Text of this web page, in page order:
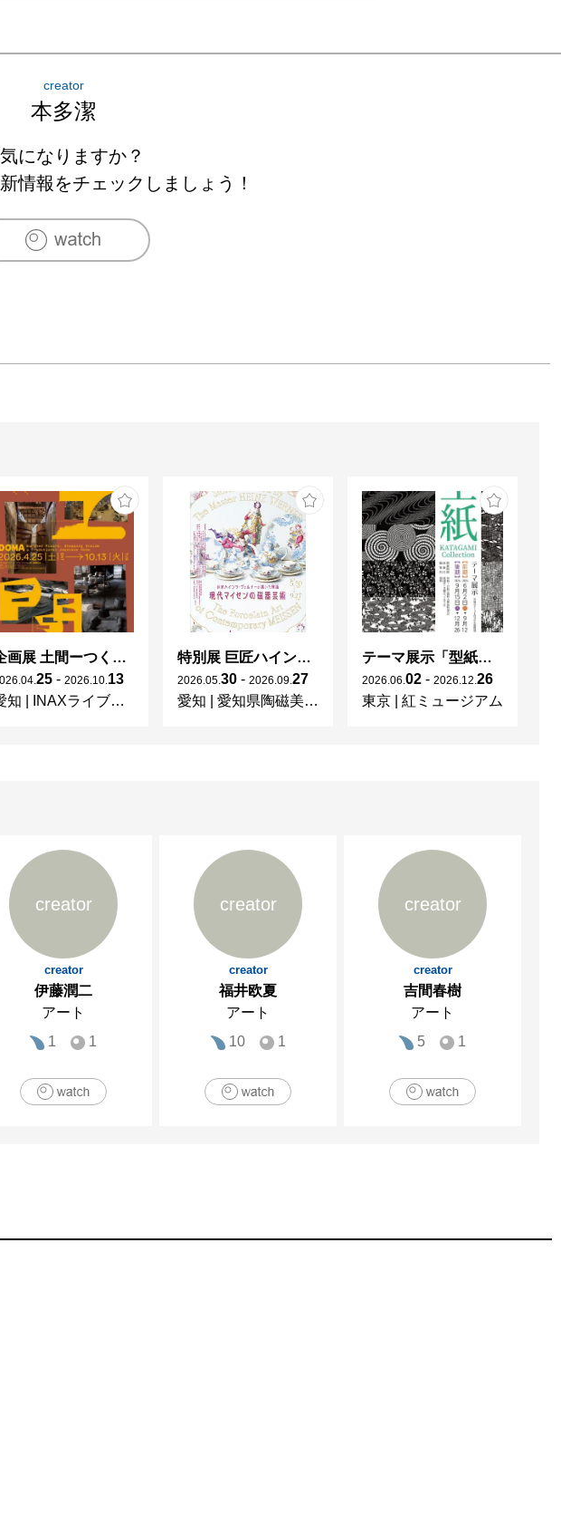
creator
本多潔
になりますか？
情報をチェックしましょう！
企画展 土間ーつくって、つかって、再発見ー
04 25 - 2026 10 13
知
INAXライブミュージアム
特別展 巨匠ハインツ・ヴェルナーの描いた物語（メルヘン） ー現代マイセンの磁器芸術ー
2026 05 30 - 2026 09 27
愛知
愛知県陶磁美術館
テーマ展示「型紙 KATAGAMI Collection」
2026 06 02 - 2026 12 26
東京
紅ミュージアム
creator
creator
伊藤潤二
アート
1
1
creator
creator
福井欧夏
アート
10
1
creator
creator
吉間春樹
アート
5
1